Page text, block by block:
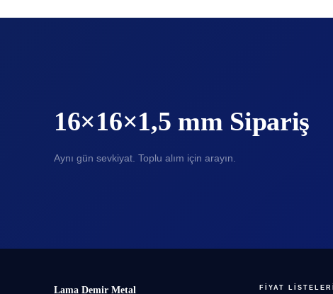
16×16×1,5 mm Sipariş
Aynı gün sevkiyat. Toplu alım için arayın.
Lama Demir Metal FIYAT LISTELERI